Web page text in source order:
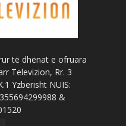
të dhënat e ofruara
Televizion, Rr. 3
Yzberisht NUIS:
&